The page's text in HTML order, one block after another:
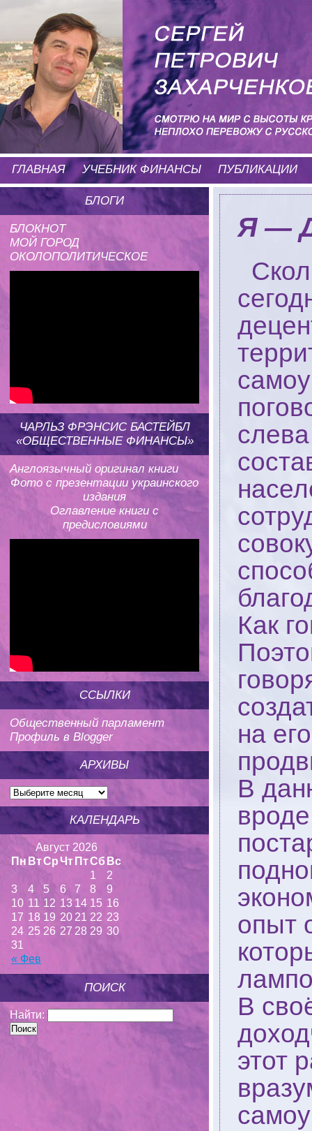
ГЛАВНАЯ УЧЕБНИК ФИНАНСЫ ПУБЛИКАЦИИ
БЛОГИ
БЛОКНОТ
МОЙ ГОРОД
ОКОЛОПОЛИТИЧЕСКОЕ
ЧАРЛЬЗ ФРЭНСИС БАСТЕЙБЛ
«ОБЩЕСТВЕННЫЕ ФИНАНСЫ»
Англоязычный оригинал книги
Фото с презентации украинского
издания
Оглавление книги с
предисловиями
ССЫЛКИ
Общественный парламент
Профиль в Blogger
АРХИВЫ
КАЛЕНДАРЬ
Август 2026
Пн ВтСрЧт ПтСб Вс
« Фев
1
2
3
4 5 6 7 8
9
10 11 12 13 14 15 16
17 18 19 20 21 22 23
24 25 26 27 28 29 30
31
ПОИСК
Найти:
Я —
Как
на
В
опыт
В
этот